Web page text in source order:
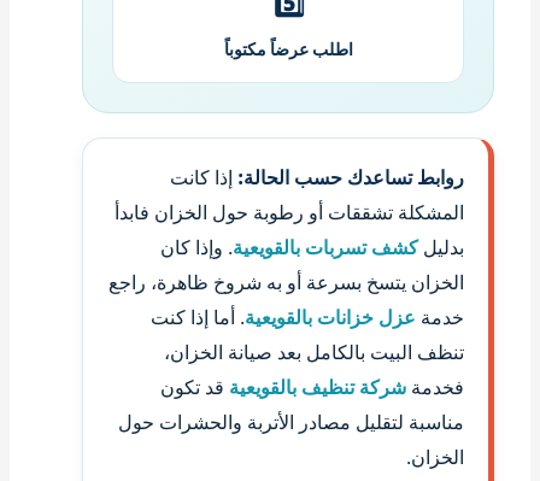
اطلب عرضاً مكتوباً
روابط تساعدك حسب الحالة: إذا كانت
المشكلة تشققات أو رطوبة حول الخزان فابدأ
بدليلكشف تسربات بالقويعية. وإذا كان
الخزان يتسخ بسرعة أو به شروخ ظاهرة، راجع
خدمة عزل خزانات بالقويعية. أما إذا كنت
تنظف البيت بالكامل بعد صيانة الخزان،
فخدمة شركة تنظيف بالقويعية قد تكون
مناسبة لتقليل مصادر الأتربة والحشرات حول
الخزان.